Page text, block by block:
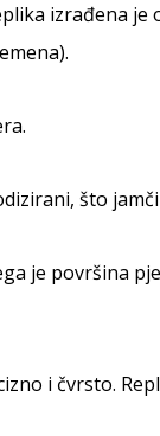
izrađena je
što
je površina
i čvrsto.